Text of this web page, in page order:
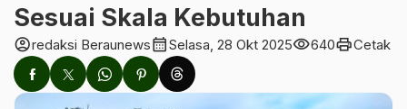
Sesuai Skala Kebutuhan
account_circleredaksi Beraunewscalendar_monthSelasa, 28 Okt 2025visibility640printCetak